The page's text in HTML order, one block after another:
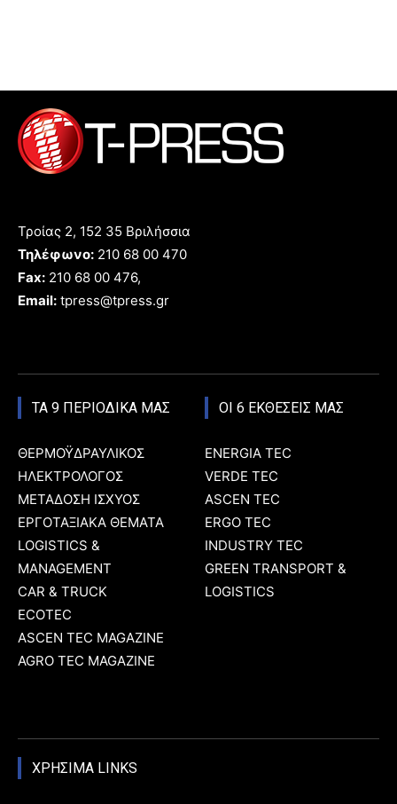
Τροίας 2, 152 35 Βριλήσσια
Τηλέφωνο: 210 68 00 470
Fax: 210 68 00 476,
Email: tpress@tpress.gr
ΤΑ 9 ΠΕΡΙΟΔΙΚΑ ΜΑΣ
ΘΕΡΜΟΫΔΡΑΥΛΙΚΟΣ
ΗΛΕΚΤΡΟΛΟΓΟΣ
ΜΕΤΑΔΟΣΗ ΙΣΧΥΟΣ
ΕΡΓΟΤΑΞΙΑΚΑ ΘΕΜΑΤΑ
LOGISTICS &
MANAGEMENT
CAR & TRUCK
ECOTEC
ASCEN TEC MAGAZINE
AGRO TEC MAGAZINE
ΟΙ 6 ΕΚΘΕΣΕΙΣ ΜΑΣ
ENERGIA TEC
VERDE TEC
ASCEN TEC
ERGO TEC
INDUSTRY TEC
GREEN TRANSPORT &
LOGISTICS
ΧΡΗΣΙΜΑ LINKS